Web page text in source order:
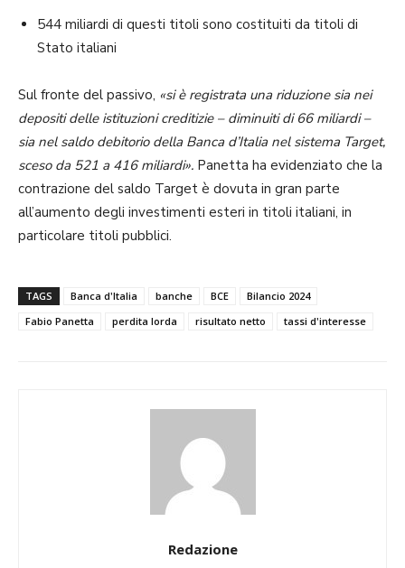
544 miliardi di questi titoli sono costituiti da titoli di
Stato italiani
Sul fronte del passivo, «si è registrata una riduzione sia nei
depositi delle istituzioni creditizie – diminuiti di 66 miliardi –
sia nel saldo debitorio della Banca d’Italia nel sistema Target,
sceso da 521 a 416 miliardi». Panetta ha evidenziato che la
contrazione del saldo Target è dovuta in gran parte
all’aumento degli investimenti esteri in titoli italiani, in
particolare titoli pubblici.
TAGS Banca d'Italia banche BCE
Bilancio 2024
Fabio Panetta
perdita lorda risultato netto tassi d'interesse
Redazione